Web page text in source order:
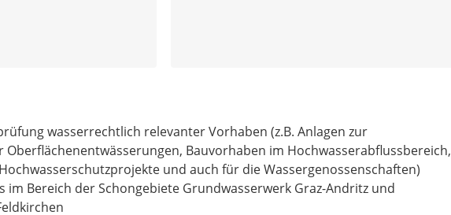
wasserrechtlich relevanter Vorhaben (z.B. Anlagen zur
Oberflächenent­wässerungen, Bauvorhaben im Hochwasserabflussbereich,
und auch für die Wassergenossenschaften)
im Bereich der Schongebiete Grundwasserwerk Graz-Andritz und